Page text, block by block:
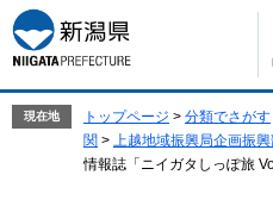
ー
ジ
の
ニ
ュ
ー
現在地 トップページ > 分類でさがす
関 > 上越地域振興局企画振
情報誌「ニイガタしっぽ旅